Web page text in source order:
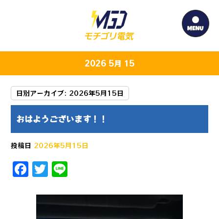
2026 5月 15
日別アーカイブ: 2026年5月15日
おはようございます！！
投稿日 2026年5月15日
F
a
c
T
w
it e